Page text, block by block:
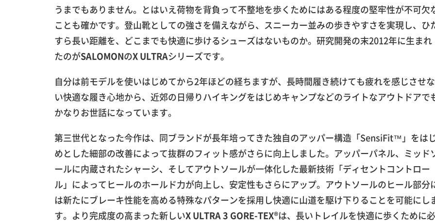
うまでもありません。とはいえ荷物を背負って不整地を歩くためにはある程度の堅牢性が不可欠
ことも確かです。登山靴としての強さを備えながら、スニーカー並みの歩きやすさを実現し、ひ
すら長い距離を、どこまでも快適に歩けるシューズはないものか。研究開発の末2012年に生まれ
たのがSALOMONのX ULTRAシリーズです。
自分は前モデルを使いはじめてから2年ほどの経ちますが、長時間履き続けても疲れを感じさせな
い快適な履き心地から、近郊の日帰りハイキングをはじめキャンプなどのライトなアウトドアで
かなりお世話になっています。
第三世代となった今作は、同ブランドが長年培ってきた独自のアッパー構造「SensiFit™」をは
めとした細部の改善によって抜群のフィット感がさらに向上しました。アッパーパネル、ミッド
ールに内蔵されたシャーシ、そしてアウトソールが一体化した最新技術「ディセントコントロー
ル」によってヒールのホールド力が向上し、安定性もさらにアップ。アウトソールのヒール部分
は新たにブレーキ性能を高める特殊なパターンを採用し快適に山道を駆け下りることを可能にし
す。より完成度の高まった新しいX ULTRA 3 GORE-TEX®は、長いトレイルを快適に歩くために必